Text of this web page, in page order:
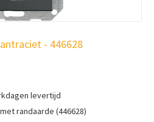
- 446628
levertijd
randaarde (446628)